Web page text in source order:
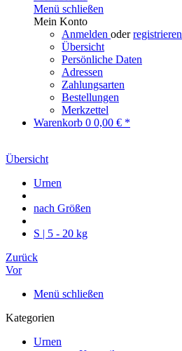
Menü schließen
Mein Konto
Anmelden oderregistrieren
Übersicht
Persönliche Daten
Adressen
Zahlungsarten
Bestellungen
Merkzettel
Warenkorb 0 0,00 € *
Übersicht
Urnen
nach Größen
S | 5 - 20 kg
Zurück
Vor
Menü schließen
Kategorien
Urnen